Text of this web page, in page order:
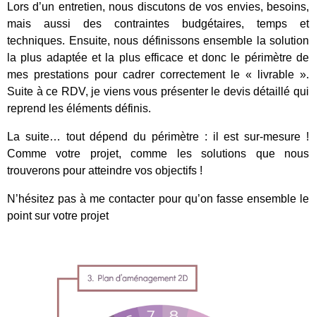
Lors d’un entretien, nous discutons de vos envies, besoins,
mais aussi des contraintes budgétaires, temps et
techniques. Ensuite, nous définissons ensemble la solution
la plus adaptée et la plus efficace et donc le périmètre de
mes prestations pour cadrer correctement le « livrable ».
Suite à ce RDV, je viens vous présenter le devis détaillé qui
reprend les éléments définis.
La suite… tout dépend du périmètre : il est sur-mesure !
Comme votre projet, comme les solutions que nous
trouverons pour atteindre vos objectifs !
N’hésitez pas à me contacter pour qu’on fasse ensemble le
point sur votre projet